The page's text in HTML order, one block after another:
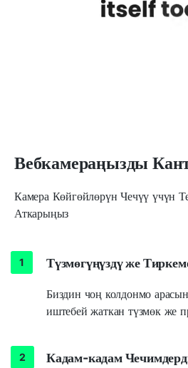
Вебкамераңызды
Камера Көйгөйлөрүн Чечүү үчүн
Аткарыңыз
Түзмөгүңүздү же
Биздин чоң колдонмо
иштебей жаткан түзмөк же
Кадам-кадам